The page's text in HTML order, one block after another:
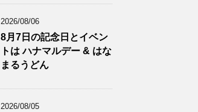
2026/08/06
8月7日の記念日とイベン
トは ハナマルデー & はな
まるうどん
2026/08/05